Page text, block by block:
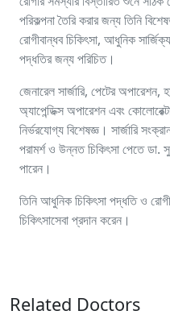
পরিকল্পনা তৈরি করার জন্য তিনি
রোগীবান্ধব চিকিৎসা, আধুনিক
পদ্ধতির জন্য পরিচিত।
জেনারেল সার্জারি, পেটের অপারেশন,
অ্যাপেন্ডিক্স অপারেশন এবং
নির্ভরযোগ্য বিশেষজ্ঞ। সার্জারি
পরামর্শ ও উন্নত চিকিৎসা পেতে ডা.
পারেন।
তিনি আধুনিক চিকিৎসা পদ্ধতি ও
চিকিৎসাসেবা প্রদান করেন।
Related Doctors